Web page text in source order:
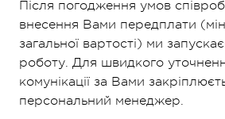
Після погодження умов
внесення Вами передплати
загальної вартості) ми
роботу. Для швидкого
комунікації за Вами
персональний менеджер.